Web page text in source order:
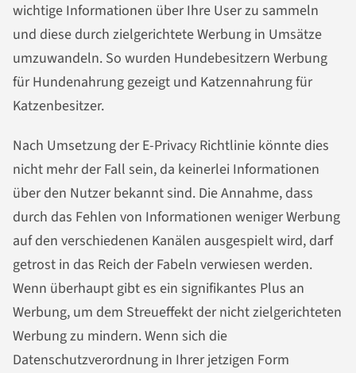
wichtige Informationen über Ihre User zu sammeln
und diese durch zielgerichtete Werbung in Umsätze
umzuwandeln. So wurden Hundebesitzern Werbung
für Hundenahrung gezeigt und Katzennahrung für
Katzenbesitzer.
Nach Umsetzung der E-Privacy Richtlinie könnte dies
nicht mehr der Fall sein, da keinerlei Informationen
über den Nutzer bekannt sind. Die Annahme, dass
durch das Fehlen von Informationen weniger Werbung
auf den verschiedenen Kanälen ausgespielt wird, darf
getrost in das Reich der Fabeln verwiesen werden.
Wenn überhaupt gibt es ein signifikantes Plus an
Werbung, um dem Streueffekt der nicht zielgerichteten
Werbung zu mindern. Wenn sich die
Datenschutzverordnung in Ihrer jetzigen Form